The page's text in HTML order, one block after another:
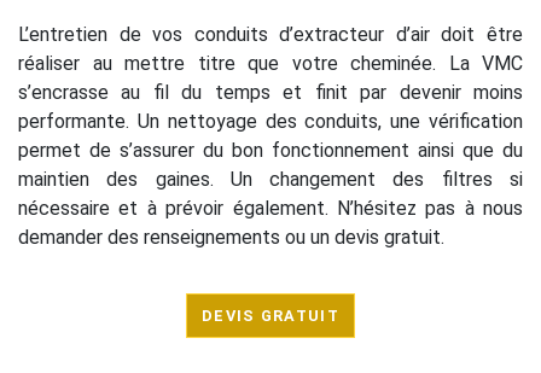
L’entretien de vos conduits d’extracteur d’air doit être
réaliser au mettre titre que votre cheminée. La VMC
s’encrasse au fil du temps et finit par devenir moins
performante. Un nettoyage des conduits, une vérification
permet de s’assurer du bon fonctionnement ainsi que du
maintien des gaines. Un changement des filtres si
nécessaire et à prévoir également. N’hésitez pas à nous
demander des renseignements ou un devis gratuit.
DEVIS GRATUIT